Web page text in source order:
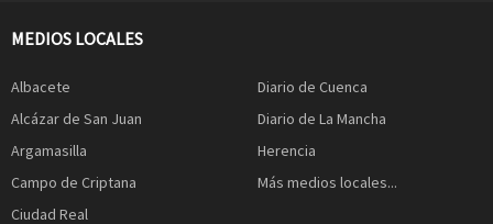
MEDIOS LOCALES
Albacete
Alcázar de San Juan
Argamasilla
Campo de Criptana
Ciudad Real
Diario de Cuenca
Diario de La Mancha
Herencia
Más medios locales...